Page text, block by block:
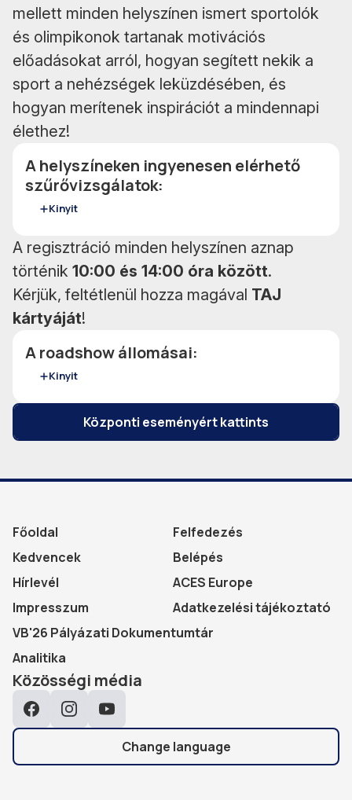
mellett minden helyszínen ismert sportolók
és olimpikonok tartanak motivációs
előadásokat arról, hogyan segített nekik a
sport a nehézségek leküzdésében, és
hogyan merítenek inspirációt a mindennapi
élethez!
A helyszíneken ingyenesen elérhető
szűrővizsgálatok:
Kinyit
A regisztráció minden helyszínen aznap
történik 10:00 és 14:00 óra között.
Kérjük, feltétlenül hozza magával TAJ
kártyáját!
A roadshow állomásai:
Kinyit
Központi eseményért kattints
Főoldal
Felfedezés
Kedvencek
Belépés
Hírlevél
ACES Europe
Impresszum
Adatkezelési tájékoztató
VB'26 Pályázati Dokumentumtár
Analitika
Közösségi média
FacebookInstagramYouTube
Change language